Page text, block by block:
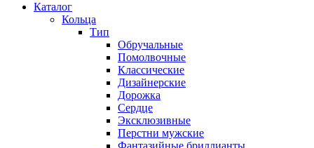
Каталог
Кольца
Тип
Обручальные
Помолвочные
Классические
Дизайнерские
Дорожка
Сердце
Эксклюзивные
Перстни мужские
Фантазийные бриллианты